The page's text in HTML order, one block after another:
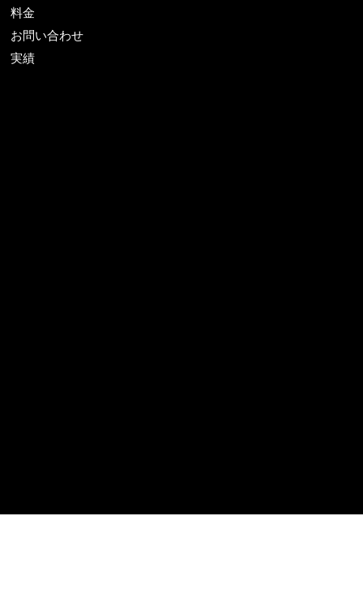
料金
お問い合わせ
実績